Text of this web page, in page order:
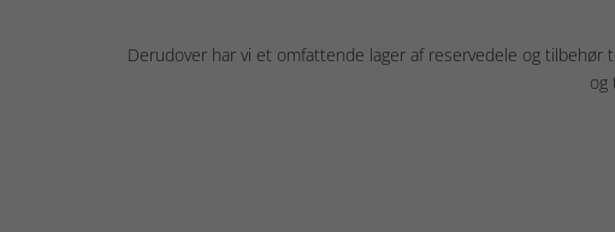
Derudover har vi et omfattende lager af reservedele og
og